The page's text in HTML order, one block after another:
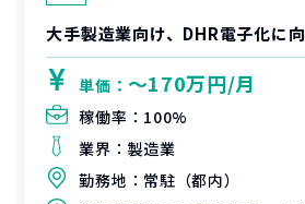
大手製造業向け、DHR電子化に
単価： 〜170万円/月
稼働率： 100%
業界： 製造業
勤務地： 常駐（都内）